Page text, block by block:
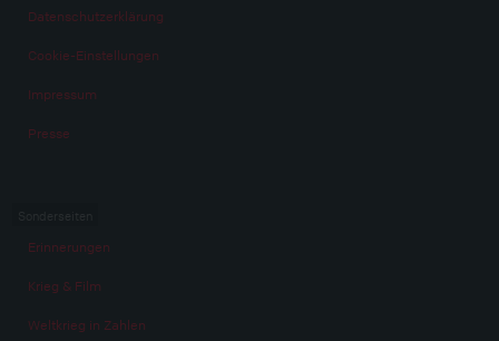
Datenschutzerklärung
Cookie-Einstellungen
Impressum
Presse
Erinnerungen
Krieg & Film
Weltkrieg in Zahlen